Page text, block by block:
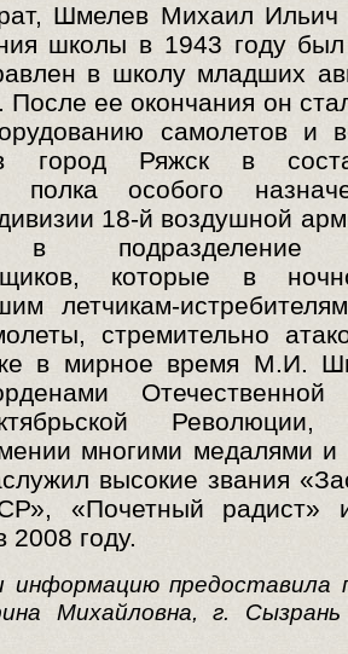
Шмелев Михаил Ильич
школы в 1943 году
в школу младших
После ее окончания он
самолетов и
город Ряжск в
полка особого
18-й воздушной
в подразделение
которые в
летчикам-
стремительно
в мирное время М.И.
Революции,
многими медалями и
высокие звания
«Почетный радист»
2008 году.
предоставила
Михайловна, г. Сызрань